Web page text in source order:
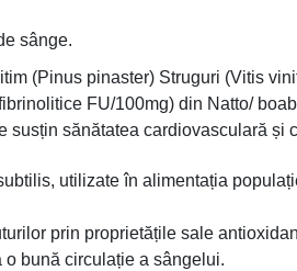
sânge.
(Pinus pinaster) Struguri (Vitis
FU/100mg) din Natto/
sănătatea cardiovasculară și
utilizate în alimentația
prin proprietățile sale
bună circulație a sângelui.